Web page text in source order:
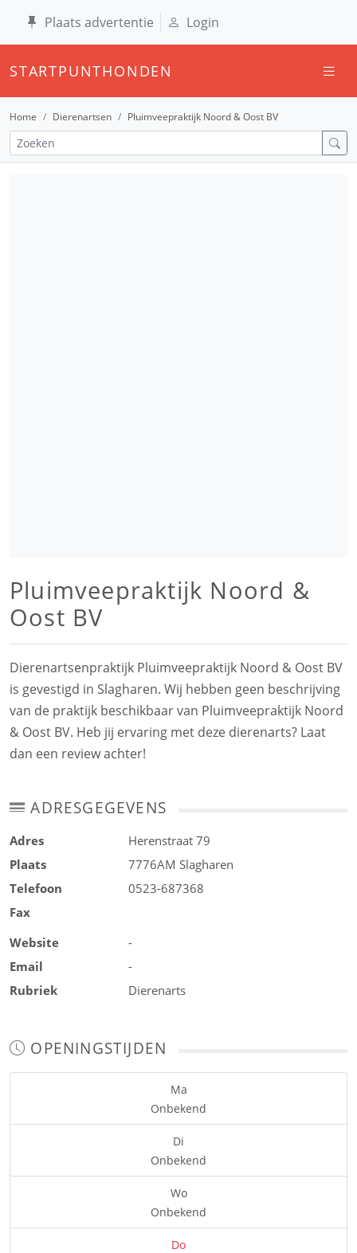
Plaats advertentie Login
STARTPUNTHONDEN
Home Dierenartsen Pluimveepraktijk Noord & Oost BV
Pluimveepraktijk Noord &
Oost BV
Dierenartsenpraktijk Pluimveepraktijk Noord & Oost BV
is gevestigd in Slagharen. Wij hebben geen beschrijving
van de praktijk beschikbaar van Pluimveepraktijk Noord
& Oost BV. Heb jij ervaring met deze dierenarts? Laat
dan een review achter!
ADRESGEGEVENS
Adres
Herenstraat 79
Plaats
7776AM Slagharen
Telefoon
0523-687368
Fax
Website
-
Email
-
Rubriek
Dierenarts
OPENINGSTIJDEN
Ma
Onbekend
Di
Onbekend
Wo
Onbekend
Do